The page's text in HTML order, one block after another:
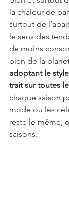
la chaleur de
surtout de
le sens des
de moins
bien de la
adoptant le
trait sur toutes
chaque saison
mode ou les
reste le même,
saisons.